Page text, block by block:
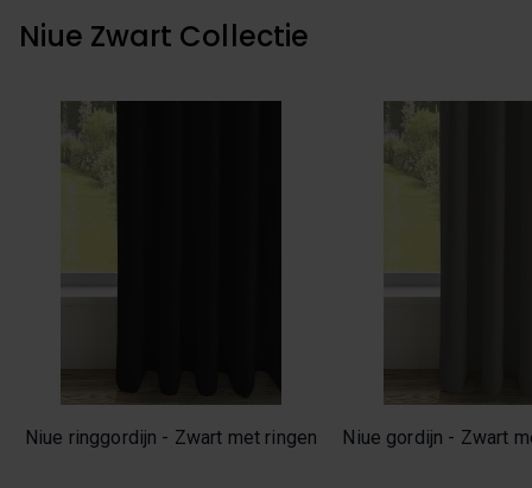
Niue Zwart Collectie
Niue ringgordijn - Zwart met ringen Niue gordijn - Zwart